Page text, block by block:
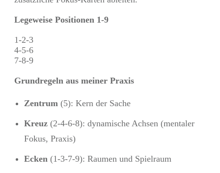
Legeweise Positionen 1-9
1-2-3
4-5-6
7-8-9
Grundregeln aus meiner Praxis
Zentrum (5): Kern der Sache
Kreuz (2-4-6-8): dynamische Achsen (mentaler
Fokus, Praxis)
Ecken (1-3-7-9): Raumen und Spielraum